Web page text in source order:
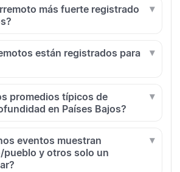
más fuerte registrado
están registrados para
promedios típicos de
en Países Bajos?
eventos muestran
y otros solo un